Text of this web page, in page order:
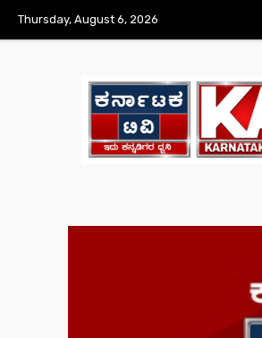
Thursday, August 6, 2026